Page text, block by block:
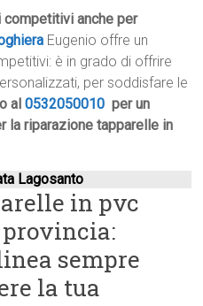
anche per
Eugenio offre un
è in grado di offrire
per soddisfare le
al0532050010 per un
la riparazione tapparelle in
Lagosanto
in pvc
provincia:
sempre
la tua